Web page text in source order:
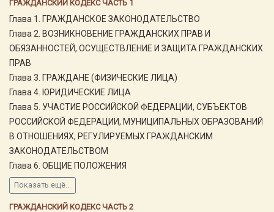
ГРАЖДАНСКИЙ КОДЕКС ЧАСТЬ 1
Глава 1. ГРАЖДАНСКОЕ ЗАКОНОДАТЕЛЬСТВО
Глава 2. ВОЗНИКНОВЕНИЕ ГРАЖДАНСКИХ ПРАВ И
ОБЯЗАННОСТЕЙ, ОСУЩЕСТВЛЕНИЕ И ЗАЩИТА ГРАЖДАНСКИХ
ПРАВ
Глава 3. ГРАЖДАНЕ (ФИЗИЧЕСКИЕ ЛИЦА)
Глава 4. ЮРИДИЧЕСКИЕ ЛИЦА
Глава 5. УЧАСТИЕ РОССИЙСКОЙ ФЕДЕРАЦИИ, СУБЪЕКТОВ
РОССИЙСКОЙ ФЕДЕРАЦИИ, МУНИЦИПАЛЬНЫХ ОБРАЗОВАНИЙ
В ОТНОШЕНИЯХ, РЕГУЛИРУЕМЫХ ГРАЖДАНСКИМ
ЗАКОНОДАТЕЛЬСТВОМ
Глава 6. ОБЩИЕ ПОЛОЖЕНИЯ
Показать ещё...
ГРАЖДАНСКИЙ КОДЕКС ЧАСТЬ 2